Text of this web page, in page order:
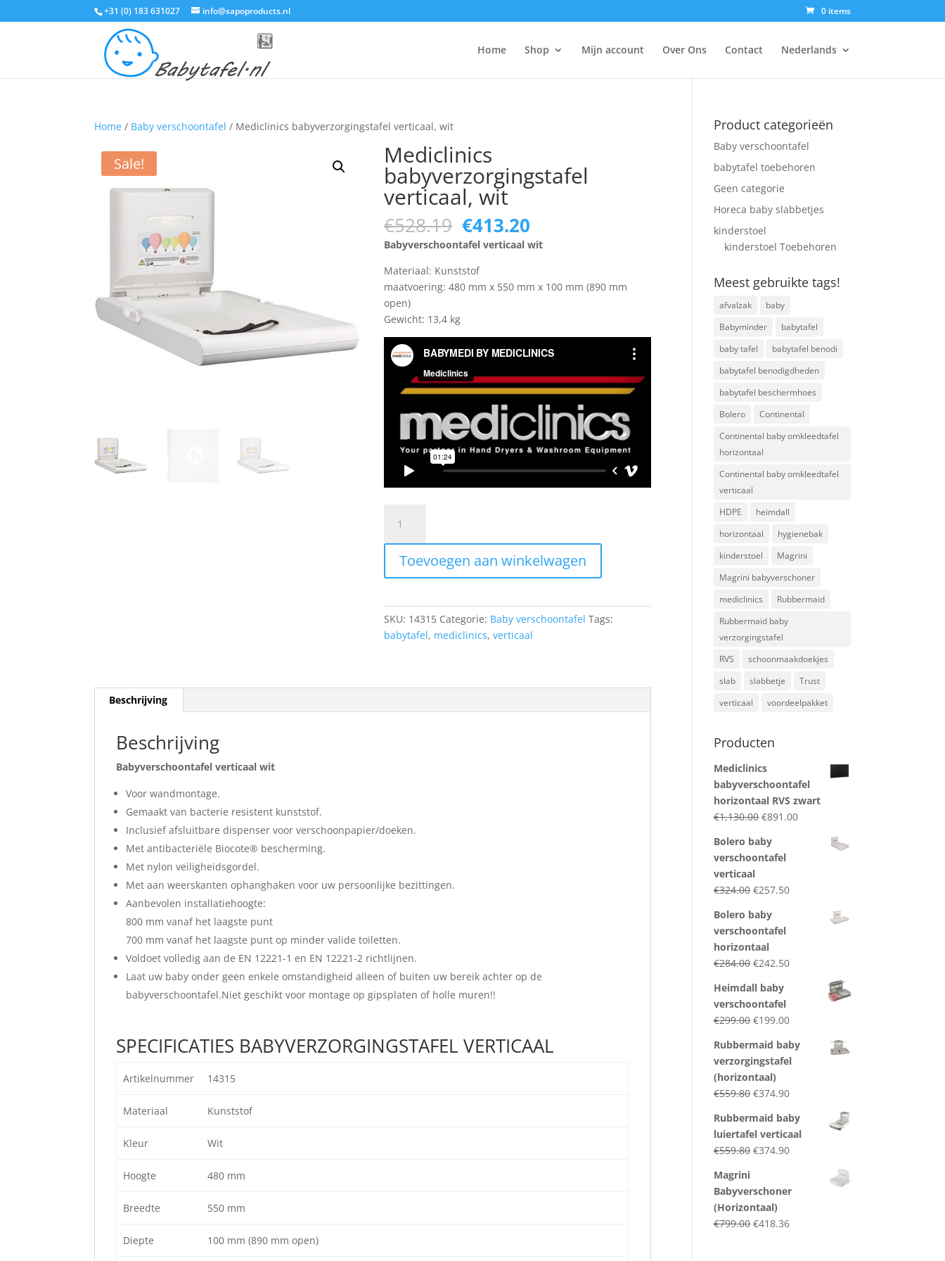
+31 (0) 183 631027 info@sapoproducts.nl 0 items
Home Shop Mijn account Over Ons Contact Nederlands
Home / Baby verschoontafel / Mediclinics babyverzorgingstafel verticaal, wit
Sale! Mediclinics
babyverzorgingstafel
verticaal, wit
€528.19 Original
price
was:
€528.19.
€413.20
price
is:
Babyverschoontafel verticaal wit
Materiaal: Kunststof
maatvoering: 480 mm x 550 mm x 100 mm (890 mm
open)
Gewicht: 13,4 kg
babyverzorgingstafel
verticaal,
quantity
Toevoegen aan winkelwagen
SKU: 14315 Categorie: Baby verschoontafel Tags:
babytafel, mediclinics,verticaal
Beschrijving
Beschrijving
Babyverschoontafel verticaal wit
Voor wandmontage.
Gemaakt van bacterie resistent kunststof.
Inclusief afsluitbare dispenser voor verschoonpapier/doeken.
Met antibacteriële Biocote® bescherming.
Met nylon veiligheidsgordel.
Met aan weerskanten ophanghaken voor uw persoonlijke bezittingen.
Aanbevolen installatiehoogte:
800 mm vanaf het laagste punt
700 mm vanaf het laagste punt op minder valide toiletten.
Voldoet volledig aan de EN 12221-1 en EN 12221-2 richtlijnen.
Laat uw baby onder geen enkele omstandigheid alleen of buiten uw bereik achter op de
babyverschoontafel.Niet geschikt voor montage op gipsplaten of holle muren!!
SPECIFICATIES BABYVERZORGINGSTAFEL VERTICAAL
Artikelnummer 14315
Materiaal Kunststof
Kleur Wit
Hoogte 480 mm
Breedte 550 mm
Diepte 100 mm (890 mm open)
Product categorieën
Baby verschoontafel
babytafel toebehoren
Geen categorie
Horeca baby slabbetjes
kinderstoel
kinderstoel Toebehoren
Meest gebruikte tags!
afvalzak
baby
Babyminder
babytafel
baby tafel
babytafel benodi
babytafel benodigdheden
babytafel beschermhoes
Bolero
Continental
Continental baby omkleedtafel
horizontaal
Continental baby omkleedtafel
verticaal
HDPE
heimdall
horizontaal
hygienebak
kinderstoel
Magrini
Magrini babyverschoner
mediclinics
Rubbermaid
Rubbermaid baby
verzorgingstafel
RVS
schoonmaakdoekjes
slab
slabbetje
Trust
verticaal
voordeelpakket
Producten
Mediclinics
babyverschoontafel
horizontaal RVS zwart
€1,130.00 Original
was:
€1,130.00.
€891.00Current
Bolero baby
verschoontafel
verticaal
€324.00 Original
was:
€324.00.
€257.50Current
Bolero baby
verschoontafel
horizontaal
€284.00 Original
was:
€284.00.
€242.50Current
Heimdall baby
verschoontafel
€299.00 Original
was:
€299.00.
€199.00Current
is:
€199.00.
Rubbermaid baby
verzorgingstafel
(horizontaal)
€559.80 Original
was:
€559.80.
€374.90Current
is:
€374.90.
Rubbermaid baby
luiertafel verticaal
€559.80 Original
€559.80.
€374.90Current
€374.90.
Magrini
Babyverschoner
(Horizontaal)
€799.00 Original
€418.36Current